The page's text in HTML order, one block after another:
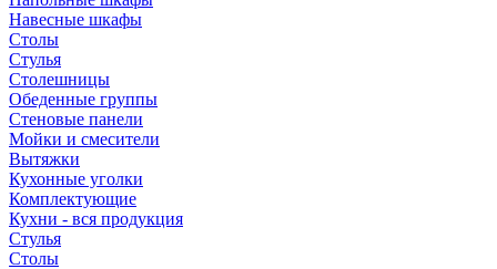
Навесные шкафы
Столы
Стулья
Столешницы
Обеденные группы
Стеновые панели
Мойки и смесители
Вытяжки
Кухонные уголки
Комплектующие
Кухни - вся продукция
Стулья
Столы